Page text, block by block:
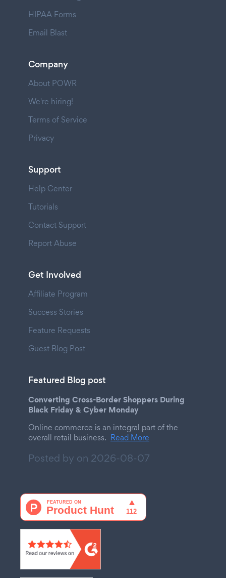
HIPAA Forms
Email Blast
Company
About POWR
We're hiring!
Terms of Service
Privacy
Support
Help Center
Tutorials
Contact Support
Report Abuse
Get Involved
Affiliate Program
Success Stories
Feature Requests
Guest Blog Post
Featured Blog post
Converting Cross-Border Shoppers During
Black Friday & Cyber Monday
Online commerce is an integral part of the
overall retail business. Read More
Posted by on 2026-08-07